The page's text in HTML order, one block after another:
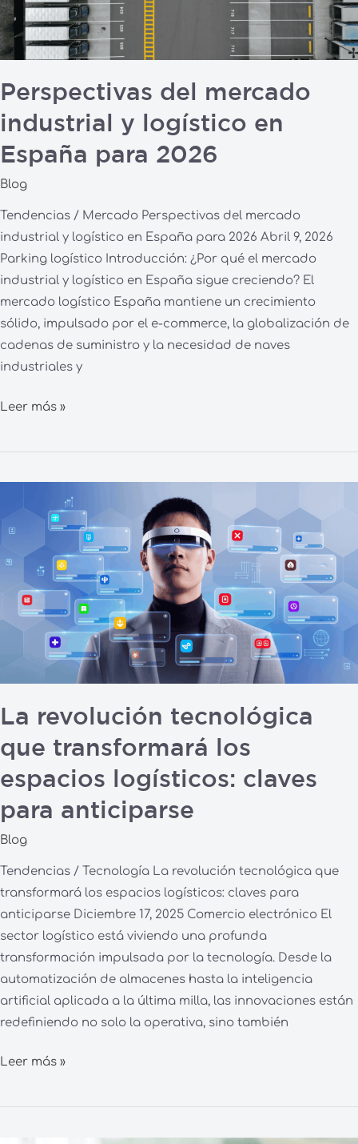
Perspectivas del mercado
industrial y logístico en
España para 2026
Blog
Tendencias / Mercado Perspectivas del mercado
industrial y logístico en España para 2026 Abril 9, 2026
Parking logístico Introducción: ¿Por qué el mercado
industrial y logístico en España sigue creciendo? El
mercado logístico España mantiene un crecimiento
sólido, impulsado por el e-commerce, la globalización de
cadenas de suministro y la necesidad de naves
industriales y
España
para
2026
Leer más »
La revolución tecnológica
que transformará los
espacios logísticos: claves
para anticiparse
Blog
Tendencias / Tecnología La revolución tecnológica que
transformará los espacios logísticos: claves para
anticiparse Diciembre 17, 2025 Comercio electrónico El
sector logístico está viviendo una profunda
transformación impulsada por la tecnología. Desde la
automatización de almacenes hasta la inteligencia
artificial aplicada a la última milla, las innovaciones están
redefiniendo no solo la operativa, sino también
revolución
tecnológica
que
transformará
espacios
logísticos:
para
anticiparse
Leer más »